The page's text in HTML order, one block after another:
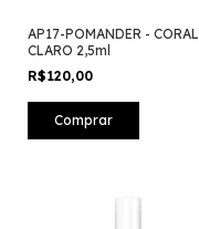
AP17-POMANDER - CORAL
CLARO 2,5ml
R$120,00